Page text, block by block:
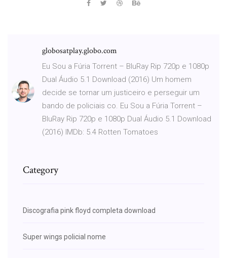
globosatplay.globo.com
Eu Sou a Fúria Torrent – BluRay Rip 720p e 1080p
Dual Áudio 5.1 Download (2016) Um homem
decide se tornar um justiceiro e perseguir um
bando de policiais co. Eu Sou a Fúria Torrent –
BluRay Rip 720p e 1080p Dual Áudio 5.1 Download
(2016) IMDb: 5.4 Rotten Tomatoes
Category
Discografia pink floyd completa download
Super wings policial nome